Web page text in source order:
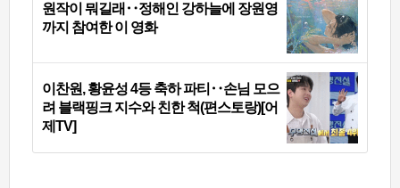
원작이 뭐길래‥정해인 강하늘에 장원영
까지 참여한 이 영화
이찬원, 황윤성 4등 축하 파티‥손님 모으
려 블랙핑크 지수와 친한 척(편스토랑)[어
제TV]